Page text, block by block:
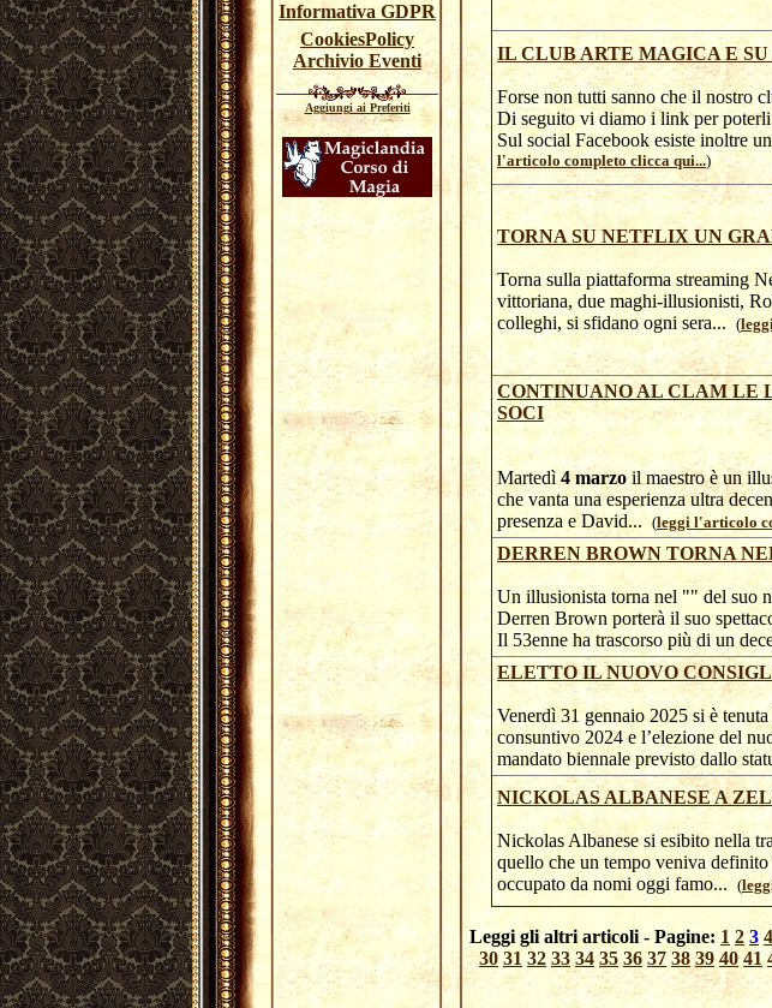
Informativa GDPR
CookiesPolicy
Archivio Eventi
Aggiungi ai Preferiti
IL CLUB ARTE MAGICA E
Forse non tutti sanno che il nostro
Di seguito vi diamo i link per poterli
Sul social Facebook esiste inoltre
l'articolo completo clicca qui...)
TORNA SU NETFLIX UN
Torna sulla piattaforma streaming
vittoriana, due maghi-illusionisti,
colleghi, si sfidano ogni sera... (
CONTINUANO AL CLAM LE
SOCI
Martedì 4 marzoil maestro è un
che vanta una esperienza ultra
presenza e David... (leggi l'articolo
DERREN BROWN TORNA
Un illusionista torna nel "" del suo
Derren Brown porterà il suo
Il 53enne ha trascorso più di un
ELETTO IL NUOVO
Venerdì 31 gennaio 2025 si è
consuntivo 2024 e l’elezione del
mandato biennale previsto dallo
NICKOLAS ALBANESE A
Nickolas Albanese si esibito nella
quello che un tempo veniva
occupato da nomi oggi famo... (
Leggi gli altri articoli - Pagine: 1 2 3 4
30 31 32 33 34 35 36 37 38 39 40 41